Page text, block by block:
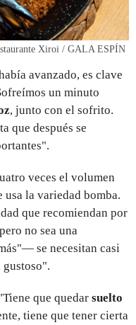
Xiroi / GALA ESPÍN
avanzado, es clave
un minuto
, junto con el sofrito.
que después se
veces el volumen
usa la variedad bomba.
que recomiendan por
no sea una
se necesitan casi
que quedar suelto
tiene que tener cierta